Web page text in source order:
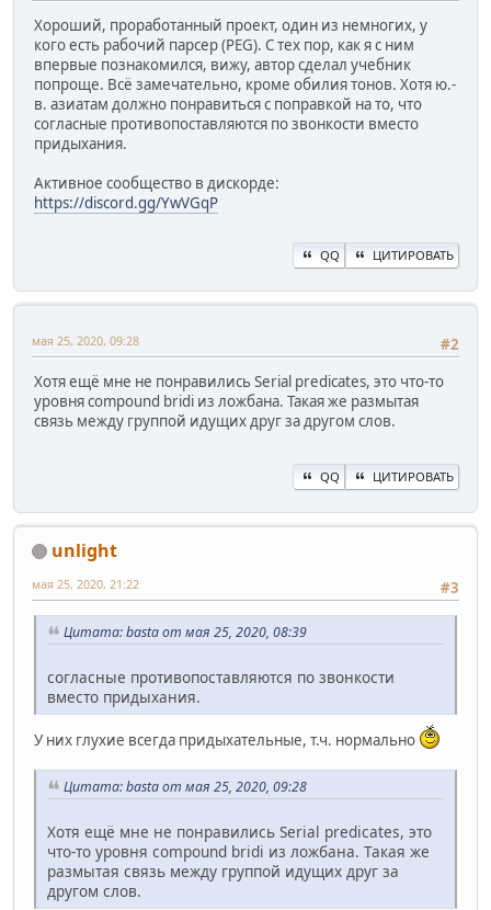
Хороший, проработанный проект, один из немногих, у
кого есть рабочий парсер (PEG). С тех пор, как я с ним
впервые познакомился, вижу, автор сделал учебник
попроще. Всё замечательно, кроме обилия тонов. Хотя ю.-
в. азиатам должно понравиться с поправкой на то, что
согласные противопоставляются по звонкости вместо
придыхания.
Активное сообщество в дискорде:
https://discord.gg/YwVGqP
QQ ЦИТИРОВАТЬ
#2
мая 25, 2020, 09:28
Хотя ещё мне не понравились Serial predicates, это что-то
уровня compound bridi из ложбана. Такая же размытая
связь между группой идущих друг за другом слов.
QQ ЦИТИРОВАТЬ
unlight
#3
мая 25, 2020, 21:22
Цитата: basta от мая 25, 2020, 08:39
согласные противопоставляются по звонкости
вместо придыхания.
У них глухие всегда придыхательные, т.ч. нормально
Цитата: basta от мая 25, 2020, 09:28
Хотя ещё мне не понравились Serial predicates, это
что-то уровня compound bridi из ложбана. Такая же
размытая связь между группой идущих друг за
другом слов.